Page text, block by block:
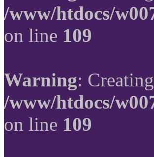
/www/htdocs/
on line 109
Warning:
/www/htdocs/
on line 109